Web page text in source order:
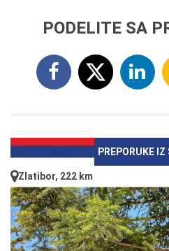
PODELITE SA
PREPORUKE
Zlatibor, 222 km